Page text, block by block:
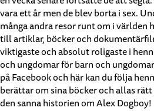
vara ett år men de blev borta i sex.
många andra resor runt om i världen
till artiklar, böcker och
viktigaste och absolut roligaste i
och ungdomar för barn och
på Facebook och här kan du följa
berättar om sina böcker och allas
den sanna historien om Alex Dogboy!